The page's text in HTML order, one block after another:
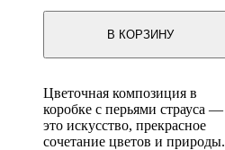
Перьями
В КОРЗИНУ
Цветочная композиция в
коробке с перьями страуса —
это искусство, прекрасное
сочетание цветов и природы.